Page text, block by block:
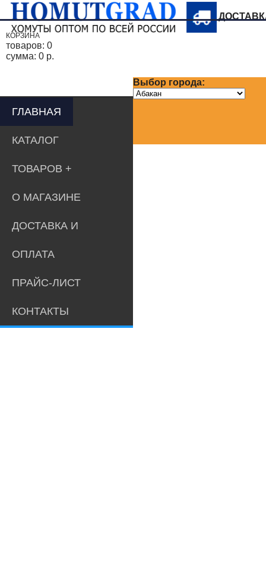
Выбор города:
КОРЗИНА
товаров: 0
сумма: 0 р.
ГЛАВНАЯ
КАТАЛОГ
ТОВАРОВ
О МАГАЗИНЕ
ДОСТАВКА И
ОПЛАТА
ПРАЙС-ЛИСТ
КОНТАКТЫ